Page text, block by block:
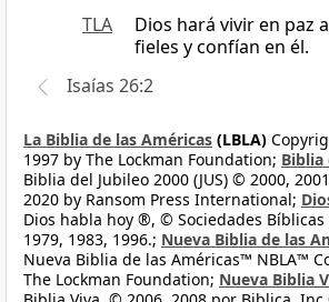
TLA
Dios hará vivir en paz
fieles y confían en él.
Isaías 26:2
La Biblia de las Américas (LBLA)
1997 by The Lockman Foundation; Biblia
Biblia del Jubileo 2000 (JUS) © 2000,
2020 by Ransom Press International;
Dios habla hoy ®, © Sociedades Bíblicas
1979, 1983, 1996.; Nueva Biblia de las
Nueva Biblia de las Américas™ NBLA™
The Lockman Foundation; Nueva Biblia